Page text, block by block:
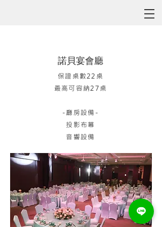
諾貝宴會廳
保證桌數22桌
最高可容納27桌
-廳房設備-
投影布幕
音響設備